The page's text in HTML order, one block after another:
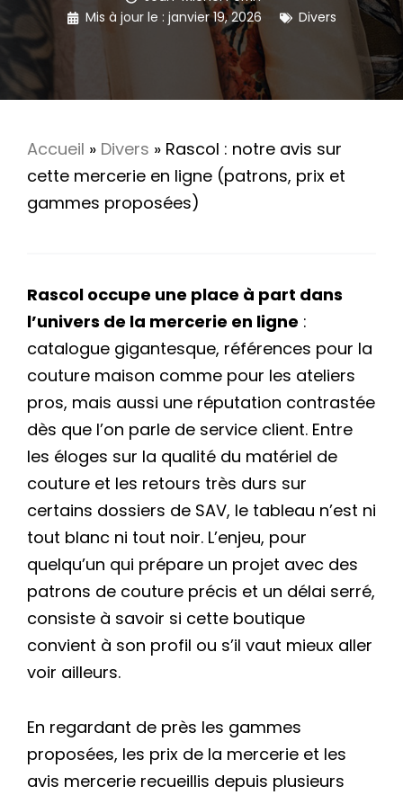
Mis à jour le : janvier 19, 2026 Divers
Accueil » Divers » Rascol : notre avis sur
cette mercerie en ligne (patrons, prix et
gammes proposées)
Rascol occupe une place à part dans
l’univers de la mercerie en ligne :
catalogue gigantesque, références pour la
couture maison comme pour les ateliers
pros, mais aussi une réputation contrastée
dès que l’on parle de service client. Entre
les éloges sur la qualité du matériel de
couture et les retours très durs sur
certains dossiers de SAV, le tableau n’est ni
tout blanc ni tout noir. L’enjeu, pour
quelqu’un qui prépare un projet avec des
patrons de couture précis et un délai serré,
consiste à savoir si cette boutique
convient à son profil ou s’il vaut mieux aller
voir ailleurs.
En regardant de près les gammes
proposées, les prix de la mercerie et les
avis mercerie recueillis depuis plusieurs